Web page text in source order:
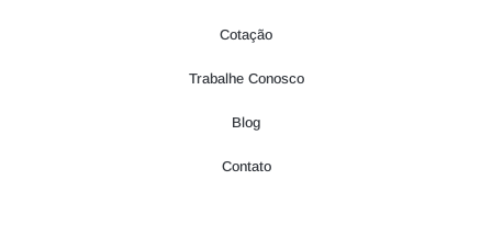
Cotação
Trabalhe Conosco
Blog
Contato